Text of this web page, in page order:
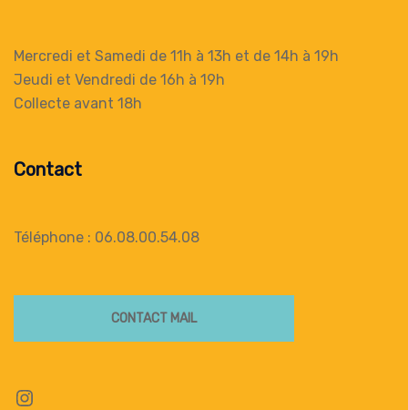
Mercredi et Samedi de 11h à 13h et de 14h à 19h
Jeudi et Vendredi de 16h à 19h
Collecte avant 18h
Contact
Téléphone : 06.08.00.54.08
CONTACT MAIL
Instagram